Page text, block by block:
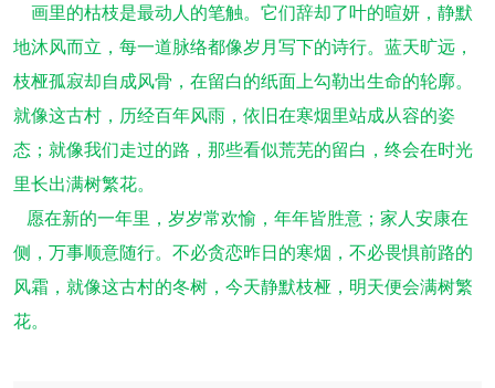
画里的枯枝是最动人的笔触。它们辞却了叶的暄妍，静默
地沐风而立，每一道脉络都像岁月写下的诗行。蓝天旷远，
枝桠孤寂却自成风骨，在留白的纸面上勾勒出生命的轮廓。
就像这古村，历经百年风雨，依旧在寒烟里站成从容的姿
态；就像我们走过的路，那些看似荒芜的留白，终会在时光
里长出满树繁花。
愿在新的一年里，岁岁常欢愉，年年皆胜意；家人安康在
侧，万事顺意随行。不必贪恋昨日的寒烟，不必畏惧前路的
风霜，就像这古村的冬树，今天静默枝桠，明天便会满树繁
花。